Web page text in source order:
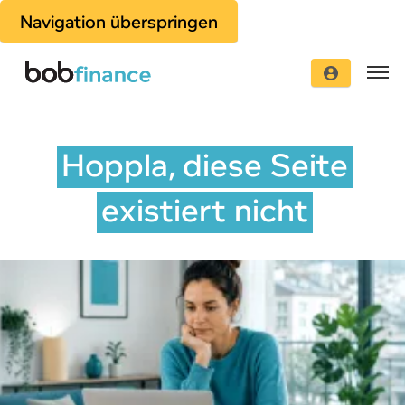
Navigation überspringen
Hoppla, diese Seite
existiert nicht